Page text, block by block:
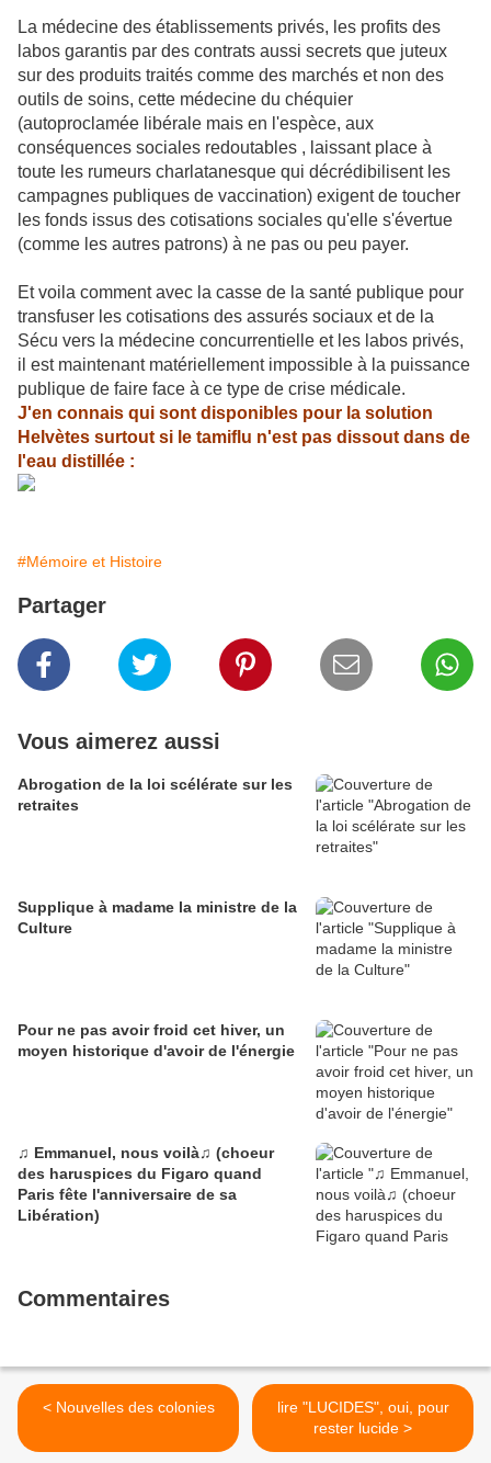
La médecine des établissements privés, les profits des
labos garantis par des contrats aussi secrets que juteux
sur des produits traités comme des marchés et non des
outils de soins, cette médecine du chéquier
(autoproclamée libérale mais en l'espèce, aux
conséquences sociales redoutables , laissant place à
toute les rumeurs charlatanesque qui décrédibilisent les
campagnes publiques de vaccination) exigent de toucher
les fonds issus des cotisations sociales qu'elle s'évertue
(comme les autres patrons) à ne pas ou peu payer.
Et voila comment avec la casse de la santé publique pour
transfuser les cotisations des assurés sociaux et de la
Sécu vers la médecine concurrentielle et les labos privés,
il est maintenant matériellement impossible à la puissance
publique de faire face à ce type de crise médicale.
J'en connais qui sont disponibles pour la solution
Helvètes surtout si le tamiflu n'est pas dissout dans de
l'eau distillée :
#Mémoire et Histoire
Partager
Vous aimerez aussi
Abrogation de la loi scélérate sur les
retraites
Supplique à madame la ministre de la
Culture
Pour ne pas avoir froid cet hiver, un
moyen historique d'avoir de l'énergie
♫ Emmanuel, nous voilà♫ (choeur
des haruspices du Figaro quand
Paris fête l'anniversaire de sa
Libération)
Commentaires
< Nouvelles des colonies
lire "LUCIDES", oui, pour
rester lucide >